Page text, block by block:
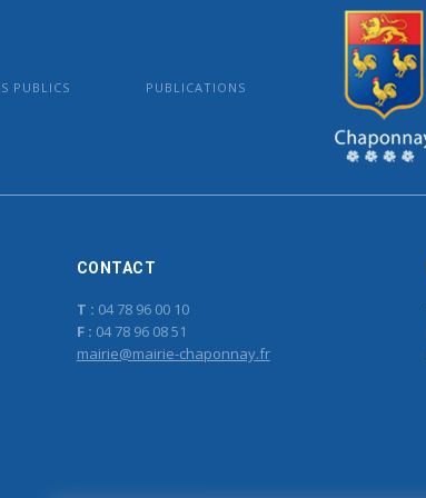
PUBLICS PUBLICATIONS
CONTACT
T : 04 78 96 00 10
F : 04 78 96 08 51
mairie@mairie-chaponnay.fr